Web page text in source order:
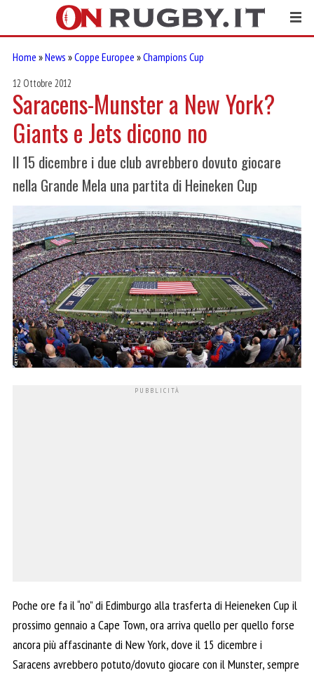
Home »News »Coppe Europee »Champions Cup
12 Ottobre 2012
Saracens-Munster a New York?
Giants e Jets dicono no
Il 15 dicembre i due club avrebbero dovuto giocare
nella Grande Mela una partita di Heineken Cup
Poche ore fa il “no” di Edimburgo alla trasferta di Heieneken Cup il
prossimo gennaio a Cape Town, ora arriva quello per quello forse
ancora più affascinante di New York, dove il 15 dicembre i
Saracens avrebbero potuto/dovuto giocare con il Munster, sempre